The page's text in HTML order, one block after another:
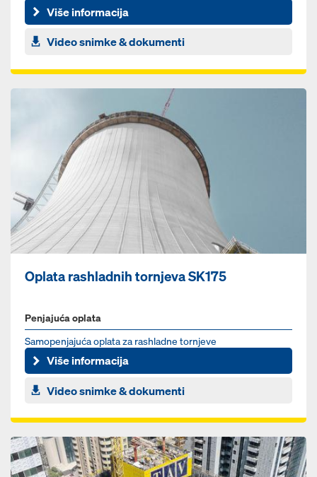
jednostavnog oblika i svih visina
Više informacija
Video snimke & dokumenti
Oplata rashladnih tornjeva SK175
Penjajuća oplata
Samopenjajuća oplata za rashladne tornjeve
Više informacija
Video snimke & dokumenti